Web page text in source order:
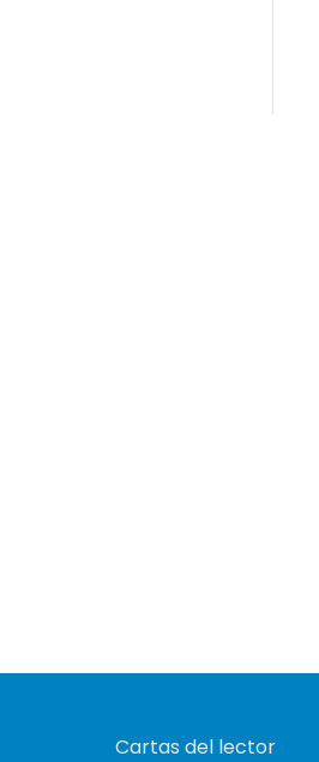
Cartas del lector